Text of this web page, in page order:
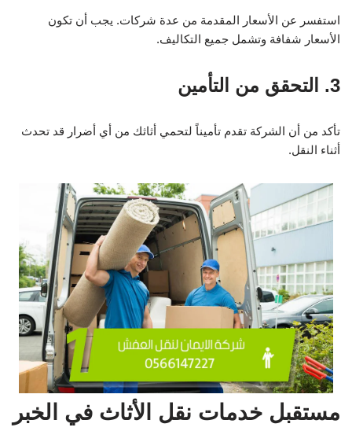
استفسر عن الأسعار المقدمة من عدة شركات. يجب أن تكون
الأسعار شفافة وتشمل جميع التكاليف.
3. التحقق من التأمين
تأكد من أن الشركة تقدم تأميناً لتحمي أثاثك من أي أضرار قد تحدث
أثناء النقل.
مستقبل خدمات نقل الأثاث في الخبر